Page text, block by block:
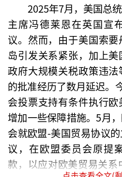
2025年7月，美国总
主席冯德莱恩在英国宣
议。然而，由于美国索
岛引发关系紧张，加上
政府大规模关税政策违
的批准经历了数月延迟。
会投票支持有条件执行
增加一些保障措施。5月
会就欧盟-美国贸易协议
议，在欧盟委员会原提
款，以应对欧美贸易关系